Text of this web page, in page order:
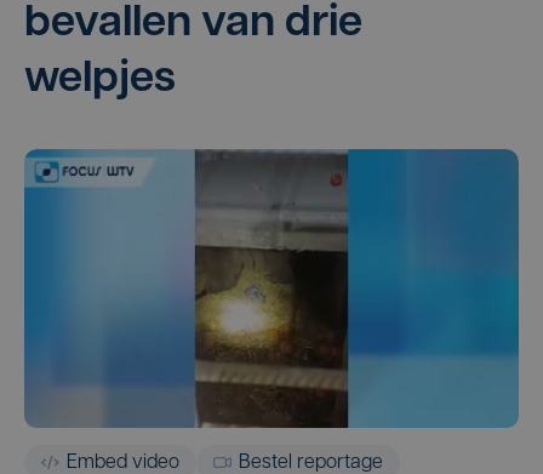
beval­len van drie
welpjes
Embed video Bestel reportage